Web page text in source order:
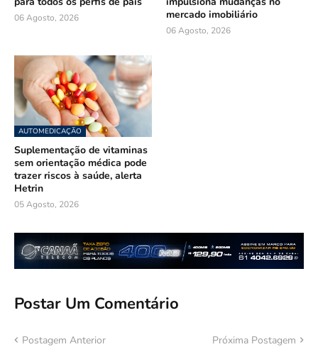
06 Agosto, 2026
mercado imobiliário
06 Agosto, 2026
AUTOMEDICAÇÃO
Suplementação de vitaminas
sem orientação médica pode
trazer riscos à saúde, alerta
Hetrin
05 Agosto, 2026
Postar Um Comentário
Postagem Anterior Próxima Postagem